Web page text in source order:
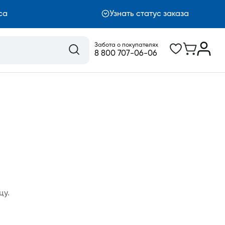
Узнать статус заказа
Забота о покупателях
8 800 707-06-06